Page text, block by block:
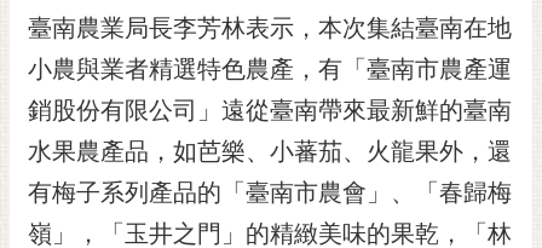
開
放
宣
告
市
交
通
臺南農業局長李芳林表示，本次集結臺南在地
小農與業者精選特色農產，有「臺南市農產運
銷股份有限公司」遠從臺南帶來最新鮮的臺南
水果農產品，如芭樂、小蕃茄、火龍果外，還
有梅子系列產品的「臺南市農會」、「春歸梅
嶺」，「玉井之門」的精緻美味的果乾，「林